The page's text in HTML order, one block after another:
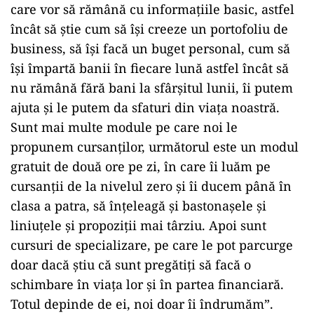
care vor să rămână cu informaţiile basic, astfel
încât să ştie cum să îşi creeze un portofoliu de
business, să îşi facă un buget personal, cum să
îşi împartă banii în fiecare lună astfel încât să
nu rămână fără bani la sfârşitul lunii, îi putem
ajuta şi le putem da sfaturi din viaţa noastră.
Sunt mai multe module pe care noi le
propunem cursanţilor, următorul este un modul
gratuit de două ore pe zi, în care îi luăm pe
cursanţii de la nivelul zero şi îi ducem până în
clasa a patra, să înţeleagă şi bastonaşele şi
liniuţele şi propoziţii mai târziu. Apoi sunt
cursuri de specializare, pe care le pot parcurge
doar dacă ştiu că sunt pregătiţi să facă o
schimbare în viaţa lor şi în partea financiară.
Totul depinde de ei, noi doar îi îndrumăm”.